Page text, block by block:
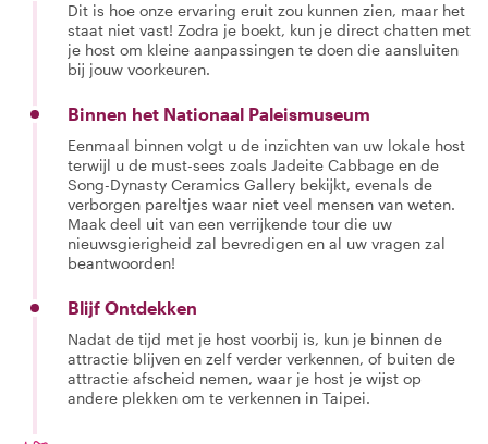
Dit is hoe onze ervaring eruit zou kunnen zien, maar het
staat niet vast! Zodra je boekt, kun je direct chatten met
je host om kleine aanpassingen te doen die aansluiten
bij jouw voorkeuren.
Binnen het Nationaal Paleismuseum
Eenmaal binnen volgt u de inzichten van uw lokale host
terwijl u de must-sees zoals Jadeite Cabbage en de
Song-Dynasty Ceramics Gallery bekijkt, evenals de
verborgen pareltjes waar niet veel mensen van weten.
Maak deel uit van een verrijkende tour die uw
nieuwsgierigheid zal bevredigen en al uw vragen zal
beantwoorden!
Blijf Ontdekken
Nadat de tijd met je host voorbij is, kun je binnen de
attractie blijven en zelf verder verkennen, of buiten de
attractie afscheid nemen, waar je host je wijst op
andere plekken om te verkennen in Taipei.